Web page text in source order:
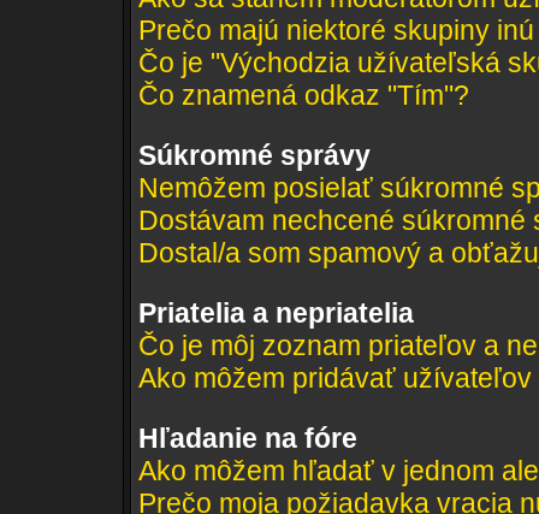
Prečo majú niektoré skupiny
Čo je "Východzia užívateľská
Čo znamená odkaz "Tím"?
Súkromné správy
Nemôžem posielať súkromné
Dostávam nechcené súkromné
Dostal/a som spamový a
Priatelia a nepriatelia
Čo je môj zoznam priateľov a
Ako môžem pridávať
Hľadanie na fóre
Ako môžem hľadať v jednom
Prečo moja požiadavka vracia